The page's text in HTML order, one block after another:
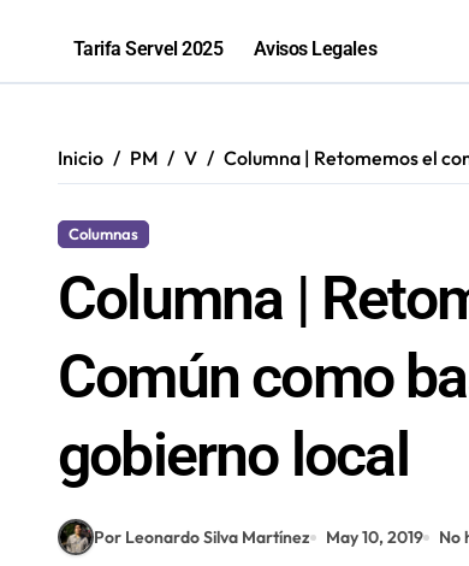
Tarifa Servel 2025 Avisos Legales
Inicio PM V Columna | Retomemos el
Columnas
Columna |
Común como
gobierno local
Por Leonardo Silva Martínez May 10, 2019 No